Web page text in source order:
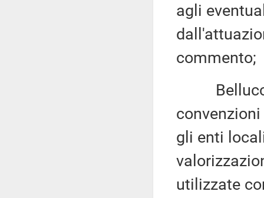
agli
commento;
Bellucci
gli enti
utilizzate